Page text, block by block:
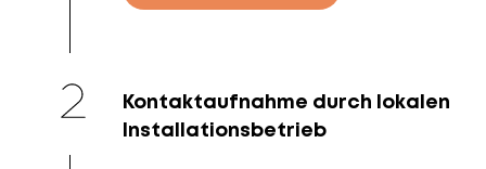
Kontaktaufnahme durch lokalen
Installationsbetrieb